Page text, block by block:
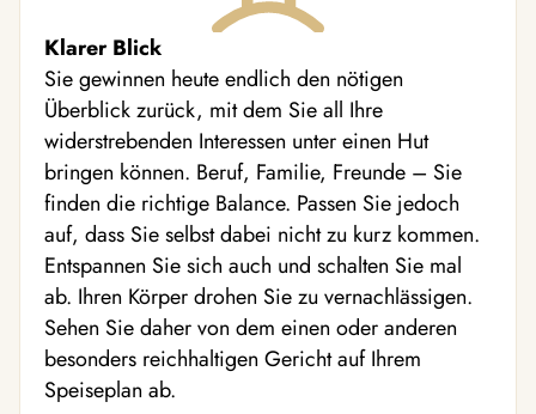
Klarer Blick
Sie gewinnen heute endlich den nötigen
Überblick zurück, mit dem Sie all Ihre
widerstrebenden Interessen unter einen Hut
bringen können. Beruf, Familie, Freunde – Sie
finden die richtige Balance. Passen Sie jedoch
auf, dass Sie selbst dabei nicht zu kurz kommen.
Entspannen Sie sich auch und schalten Sie mal
ab. Ihren Körper drohen Sie zu vernachlässigen.
Sehen Sie daher von dem einen oder anderen
besonders reichhaltigen Gericht auf Ihrem
Speiseplan ab.